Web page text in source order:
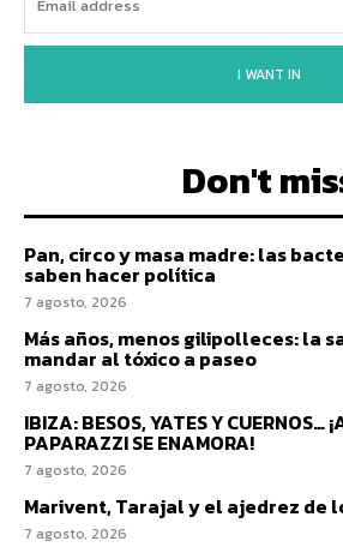
I WANT IN
Don't
Pan, circo y masa madre: las
saben hacer política
7 agosto, 2026
Más años, menos gilipolleces: la
mandar al tóxico a paseo
7 agosto, 2026
IBIZA: BESOS, YATES Y CUERNOS…
PAPARAZZI SE ENAMORA!
7 agosto, 2026
Marivent, Tarajal y el ajedrez de
7 agosto, 2026